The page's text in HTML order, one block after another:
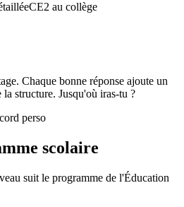
CE2 au collège
Chaque bonne réponse ajoute un
structure. Jusqu'où iras-tu ?
perso
scolaire
suit le programme de l'Éducation